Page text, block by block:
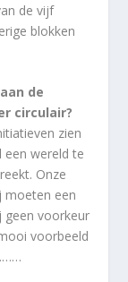
de vijf
blokken
de
circulair?
zien
een wereld te
Onze
moeten een
geen voorkeur
voorbeeld